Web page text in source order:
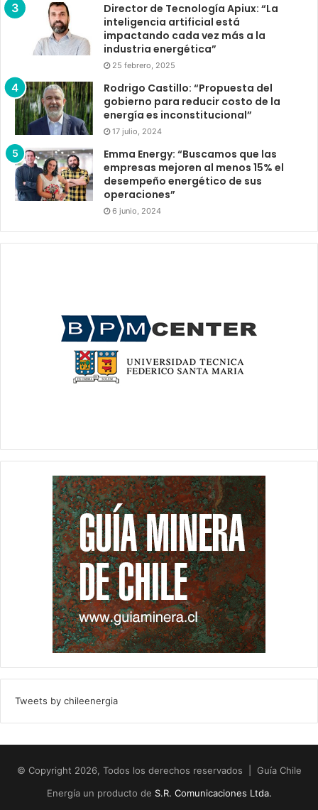
Director de Tecnología Apiux: “La
inteligencia artificial está
impactando cada vez más a la
industria energética”
25 febrero, 2025
Rodrigo Castillo: “Propuesta del
gobierno para reducir costo de la
energía es inconstitucional”
17 julio, 2024
Emma Energy: “Buscamos que las
empresas mejoren al menos 15% el
desempeño energético de sus
operaciones”
6 junio, 2024
Tweets by chileenergia
© Copyright 2026, Todos los derechos reservados | Guía Chile
Energía un producto de S.R. Comunicaciones Ltda.